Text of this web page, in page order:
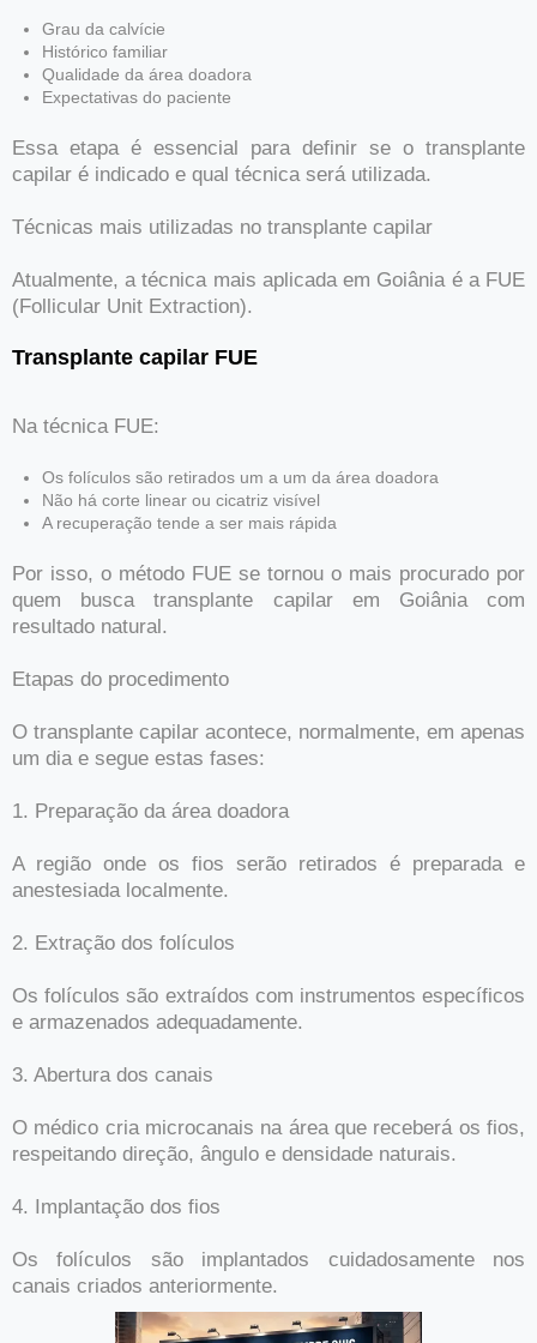
Grau da calvície
Histórico familiar
Qualidade da área doadora
Expectativas do paciente
Essa etapa é essencial para definir se o transplante
capilar é indicado e qual técnica será utilizada.
Técnicas mais utilizadas no transplante capilar
Atualmente, a técnica mais aplicada em Goiânia é a FUE
(Follicular Unit Extraction).
Transplante capilar FUE
Na técnica FUE:
Os folículos são retirados um a um da área doadora
Não há corte linear ou cicatriz visível
A recuperação tende a ser mais rápida
Por isso, o método FUE se tornou o mais procurado por
quem busca transplante capilar em Goiânia com
resultado natural.
Etapas do procedimento
O transplante capilar acontece, normalmente, em apenas
um dia e segue estas fases:
1. Preparação da área doadora
A região onde os fios serão retirados é preparada e
anestesiada localmente.
2. Extração dos folículos
Os folículos são extraídos com instrumentos específicos
e armazenados adequadamente.
3. Abertura dos canais
O médico cria microcanais na área que receberá os fios,
respeitando direção, ângulo e densidade naturais.
4. Implantação dos fios
Os folículos são implantados cuidadosamente nos
canais criados anteriormente.